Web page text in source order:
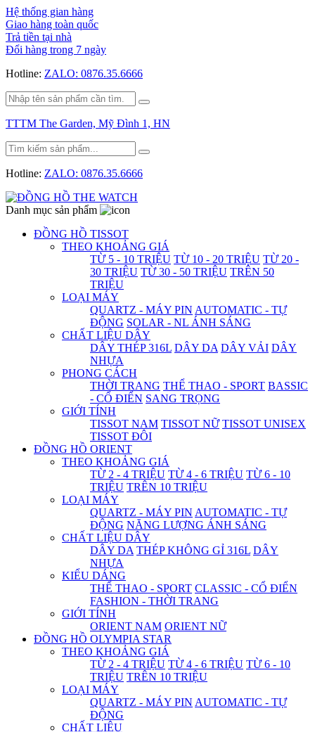
Hệ thống gian hàng
Giao hàng toàn quốc
Trả tiền tại nhà
Đổi hàng trong 7 ngày
Hotline: ZALO: 0876.35.6666
TTTM The Garden, Mỹ Đình 1, HN
Hotline: ZALO: 0876.35.6666
Danh mục sản phẩm
ĐỒNG HỒ TISSOT
THEO KHOẢNG GIÁ
TỪ 5 - 10 TRIỆU TỪ 10 - 20 TRIỆU TỪ 20 -
30 TRIỆU TỪ 30 - 50 TRIỆU TRÊN 50
TRIỆU
LOẠI MÁY
QUARTZ - MÁY PIN AUTOMATIC - TỰ
ĐỘNG SOLAR - NL ÁNH SÁNG
CHẤT LIỆU DÂY
DÂY THÉP 316L DÂY DA DÂY VẢI DÂY
NHỰA
PHONG CÁCH
THỜI TRANG THỂ THAO - SPORT BASSIC
- CỔ ĐIỂN SANG TRỌNG
GIỚI TÍNH
TISSOT NAM TISSOT NỮ TISSOT UNISEX
TISSOT ĐÔI
ĐỒNG HỒ ORIENT
THEO KHOẢNG GIÁ
TỪ 2 - 4 TRIỆU TỪ 4 - 6 TRIỆU TỪ 6 - 10
TRIỆU TRÊN 10 TRIỆU
LOẠI MÁY
QUARTZ - MÁY PIN AUTOMATIC - TỰ
ĐỘNG NĂNG LƯỢNG ÁNH SÁNG
CHẤT LIỆU DÂY
DÂY DA THÉP KHÔNG GỈ 316L DÂY
NHỰA
KIỂU DÁNG
THỂ THAO - SPORT CLASSIC - CỔ ĐIỂN
FASHION - THỜI TRANG
GIỚI TÍNH
ORIENT NAM ORIENT NỮ
ĐỒNG HỒ OLYMPIA STAR
THEO KHOẢNG GIÁ
TỪ 2 - 4 TRIỆU TỪ 4 - 6 TRIỆU TỪ 6 - 10
TRIỆU TRÊN 10 TRIỆU
LOẠI MÁY
QUARTZ - MÁY PIN AUTOMATIC - TỰ
ĐỘNG
CHẤT LIỆU